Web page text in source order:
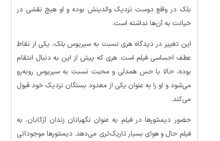
بلک در واقع دوست نزدیک والدینش بوده و او هیچ نقشی در
خیانت به آن‌ها نداشته است.
این تغییر در دیدگاه هری نسبت به سیریوس بلک، یکی از نقاط
عطف احساسی فیلم است. هری که پیش از این به دنبال انتقام
بوده، حالا با حس همدلی و محبت نسبت به سیریوس روبه‌رو
می‌شود و او را به عنوان یکی از معدود بستگان نزدیک خود قبول
می‌کند.
حضور دیمنتورها در فیلم به عنوان نگهبانان زندان آزکابان، به
فیلم حال و هوای بسیار تاریک‌تری می‌دهد. دیمنتورها موجوداتی